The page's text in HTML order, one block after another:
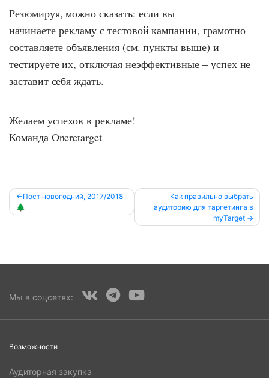
Резюмируя, можно сказать: если вы
начинаете рекламу с тестовой кампании, грамотно
составляете объявления (см. пункты выше) и
тестируете их, отключая неэффективные – успех не
заставит себя ждать.
Желаем успехов в рекламе!
Команда Oneretarget
Навигация
по
Пост новогодний, 2017/2018
🌲
Как правильно выбрать
аудиторию для таргетинга в
myTarget
Мы в соцсетях:
Возможности
Аудиторная закупка